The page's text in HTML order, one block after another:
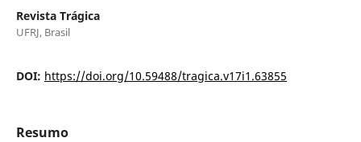
Revista Trágica
UFRJ, Brasil
DOI: https://doi.org/10.59488/tragica.v17i1.63855
Resumo